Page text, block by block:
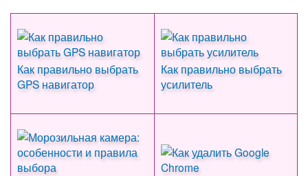
Как правильно выбрать
GPS навигатор
Как правильно выбрать
усилитель